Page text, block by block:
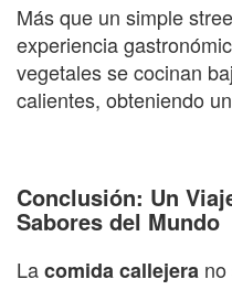
Más que un simple
experiencia
vegetales se cocinan
calientes, obteniendo
Conclusión: Un
Sabores del Mundo
Lacomida callejera